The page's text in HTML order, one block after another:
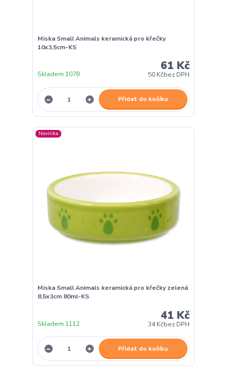
Miska Small Animals keramická pro křečky
10x3,5cm-KS
61 Kč
50 Kčbez DPH
Skladem 1078
Přidat do košíku
Novinka
Miska Small Animals keramická pro křečky zelená
8,5x3cm 80ml-KS
41 Kč
34 Kčbez DPH
Skladem 1112
Přidat do košíku